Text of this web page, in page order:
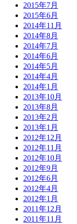
2015年7月
2015年6月
2014年11月
2014年8月
2014年7月
2014年6月
2014年5月
2014年4月
2014年1月
2013年10月
2013年8月
2013年2月
2013年1月
2012年12月
2012年11月
2012年10月
2012年9月
2012年6月
2012年4月
2012年1月
2011年12月
2011年11月